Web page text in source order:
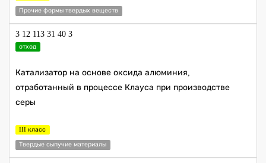
Прочие формы твердых веществ
3 12 113 31 40 3
отход
Катализатор на основе оксида алюминия,
отработанный в процессе Клауса при производстве
серы
III класс
Твердые сыпучие материалы